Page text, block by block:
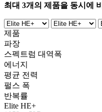
최대 3개의 제품을 동시에
제품
파장
스펙트럼 대역폭
에너지
평균 전력
펄스 폭
반복률
Elite HE+